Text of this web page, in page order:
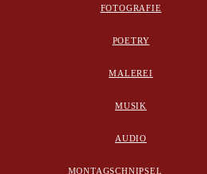
FOTOGRAFIE
POETRY
MALEREI
MUSIK
AUDIO
MONTAGSCHNIPSEL